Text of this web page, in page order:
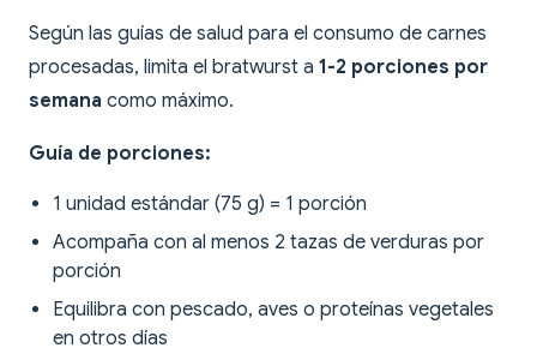
Según las guías de salud para el consumo de carnes
procesadas, limita el bratwurst a 1-2 porciones por
semana como máximo.
Guía de porciones:
1 unidad estándar (75 g) = 1 porción
Acompaña con al menos 2 tazas de verduras por
porción
Equilibra con pescado, aves o proteínas vegetales
en otros días